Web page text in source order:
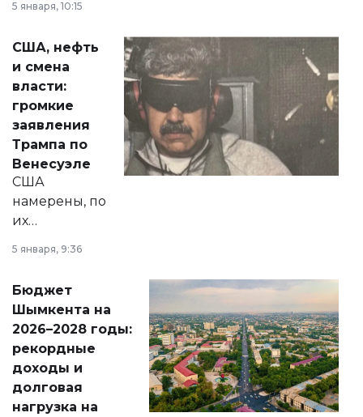
сразу несколько
актуальных тем —
от слухов о
политических
реформах до
вопросов армии,
экономики и
личного здоровья.
5 января, 10:15
США, нефть
и смена
власти:
громкие
заявления
Трампа по
Венесуэле
США
намерены, по
их
принести
народу
Венесуэлы.
5 января, 9:36
Бюджет
Шымкента на
2026–2028 годы:
рекордные
доходы и
долговая
нагрузка на